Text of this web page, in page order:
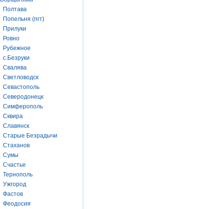
Полтава
Попельня (пгт)
Прилуки
Ровно
Рубежное
с.Безруки
Свалява
Светловодск
Севастополь
Северодонецк
Симферополь
Сквира
Славянск
Старые Безрадычи
Стаханов
Сумы
Счастье
Тернополь
Ужгород
Фастов
Феодосия